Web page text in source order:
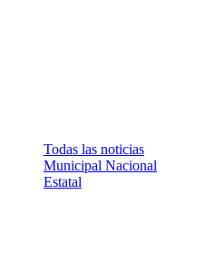
Todas las noticias
Municipal Nacional
Estatal